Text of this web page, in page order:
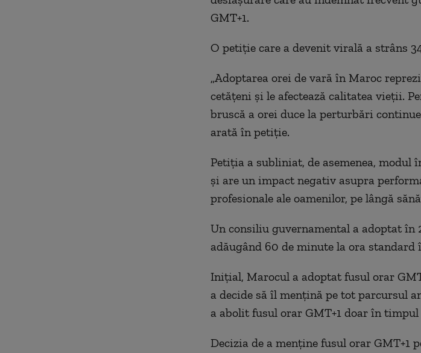
GMT+1.
O petiție care a devenit virală a strâns
„Adoptarea orei de vară în Maroc
cetățeni și le afectează calitatea vieții.
bruscă a orei duce la perturbări
arată în petiție.
Petiția a subliniat, de asemenea, modul
și are un impact negativ asupra
profesionale ale oamenilor, pe lângă
Un consiliu guvernamental a adoptat în
adăugând 60 de minute la ora
Inițial, Marocul a adoptat fusul orar
a decide să îl mențină pe tot parcursul
a abolit fusul orar GMT+1 doar în timpul
Decizia de a menține fusul orar